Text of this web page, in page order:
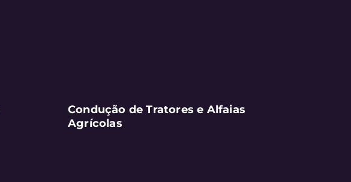
Condução de Tratores e Alfaias
Agrícolas